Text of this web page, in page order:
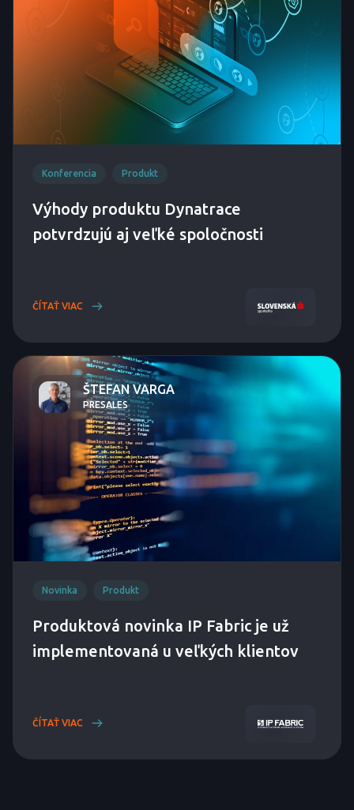
Konferencia Produkt
Výhody produktu Dynatrace
potvrdzujú aj veľké spoločnosti
ČÍTAŤ VIAC
ŠTEFAN VARGA
PRESALES
Novinka Produkt
Produktová novinka IP Fabric je už
implementovaná u veľkých klientov
ČÍTAŤ VIAC